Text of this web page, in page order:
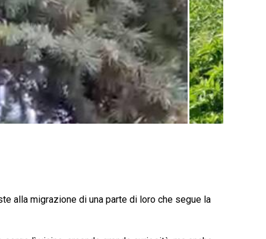
alla migrazione di una parte di loro che segue la